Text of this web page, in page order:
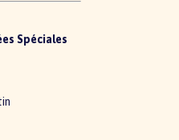
Spéciales